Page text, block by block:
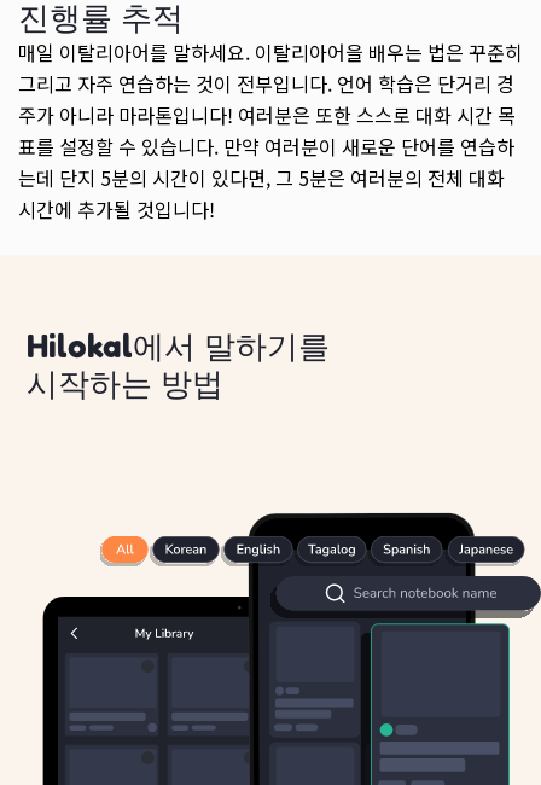
진행률 추적
매일 이탈리아어를 말하세요. 이탈리아어을 배우는 법은 꾸준히
그리고 자주 연습하는 것이 전부입니다. 언어 학습은 단거리 경
주가 아니라 마라톤입니다! 여러분은 또한 스스로 대화 시간 목
표를 설정할 수 있습니다. 만약 여러분이 새로운 단어를 연습하
는데 단지 5분의 시간이 있다면, 그 5분은 여러분의 전체 대화
시간에 추가될 것입니다!
Hilokal에서 말하기를
시작하는 방법